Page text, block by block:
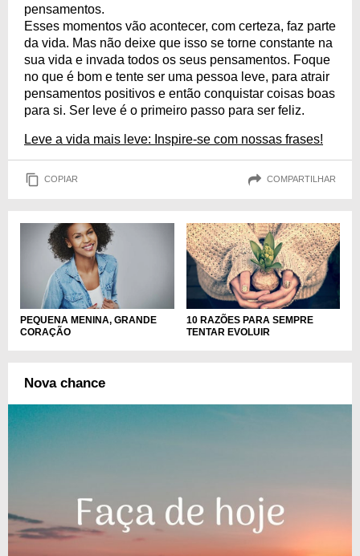
pensamentos.
Esses momentos vão acontecer, com certeza, faz parte
da vida. Mas não deixe que isso se torne constante na
sua vida e invada todos os seus pensamentos. Foque
no que é bom e tente ser uma pessoa leve, para atrair
pensamentos positivos e então conquistar coisas boas
para si. Ser leve é o primeiro passo para ser feliz.
Leve a vida mais leve: Inspire-se com nossas frases!
COPIAR COMPARTILHAR
PEQUENA MENINA, GRANDE
CORAÇÃO
10 RAZÕES PARA SEMPRE
TENTAR EVOLUIR
Nova chance